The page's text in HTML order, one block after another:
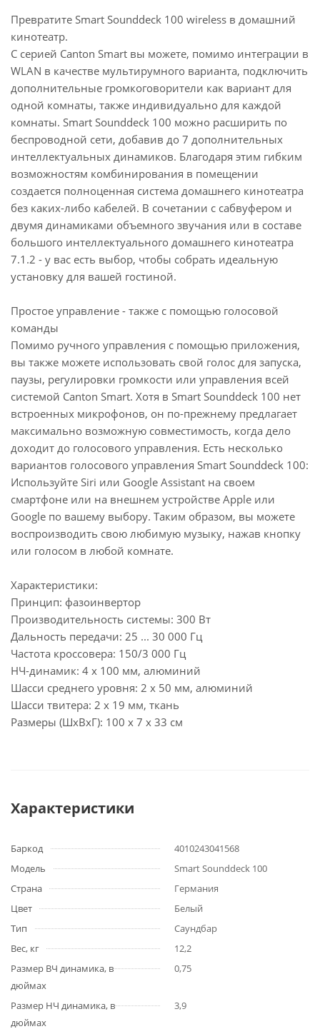
в Smart Sounddeck 100 нет встроенных
микрофонов, он по-прежнему предлагает
максимально возможную совместимость, когда
дело доходит до голосового управления. Есть
несколько вариантов голосового управления
Smart Sounddeck 100: Используйте Siri или Google
Assistant на своем смартфоне или на внешнем
устройстве Apple или Google по вашему выбору.
Таким образом, вы можете воспроизводить свою
любимую музыку, нажав кнопку или голосом в
любой комнате.
Характеристики:
Принцип: фазоинвертор
Производительность системы: 300 Вт
Дальность передачи: 25 ... 30 000 Гц
НЧ-динамик: 4 x 100 мм, алюминий
Шасси среднего уровня: 2 x 50 мм, алюминий
Шасси твитера: 2 x 19 мм, ткань
Размеры (ШxВxГ): 100 х 7 х 33 см
Превратите Smart Sounddeck 100 wireless в домашний
кинотеатр.
С серией Canton Smart вы можете, помимо интеграции в
WLAN в качестве мультирумного варианта, подключить
дополнительные громкоговорители как вариант для
одной комнаты, также индивидуально для каждой
комнаты. Smart Sounddeck 100 можно расширить по
беспроводной сети, добавив до 7 дополнительных
интеллектуальных динамиков. Благодаря этим гибким
возможностям комбинирования в помещении
создается полноценная система домашнего кинотеатра
без каких-либо кабелей. В сочетании с сабвуфером и
двумя динамиками объемного звучания или в составе
большого интеллектуального домашнего кинотеатра
7.1.2 - у вас есть выбор, чтобы собрать идеальную
установку для вашей гостиной.
Простое управление - также с помощью голосовой
команды
Помимо ручного управления с помощью приложения,
вы также можете использовать свой голос для запуска,
паузы, регулировки громкости или управления всей
системой Canton Smart. Хотя в Smart Sounddeck 100 нет
встроенных микрофонов, он по-прежнему предлагает
максимально возможную совместимость, когда дело
доходит до голосового управления. Есть несколько
вариантов голосового управления Smart Sounddeck 100:
Используйте Siri или Google Assistant на своем
смартфоне или на внешнем устройстве Apple или
Google по вашему выбору. Таким образом, вы можете
воспроизводить свою любимую музыку, нажав кнопку
или голосом в любой комнате.
Характеристики:
Принцип: фазоинвертор
Производительность системы: 300 Вт
Дальность передачи: 25 ... 30 000 Гц
Частота кроссовера: 150/3 000 Гц
НЧ-динамик: 4 x 100 мм, алюминий
Шасси среднего уровня: 2 x 50 мм, алюминий
Шасси твитера: 2 x 19 мм, ткань
Размеры (ШxВxГ): 100 х 7 х 33 см
Характеристики
Баркод
4010243041568
Модель
Smart Sounddeck 100
Страна
Германия
Цвет
Белый
Тип
Саундбар
Вес, кг
12,2
Размер ВЧ динамика, в
дюймах
0,75
Размер НЧ динамика, в
дюймах
3,9